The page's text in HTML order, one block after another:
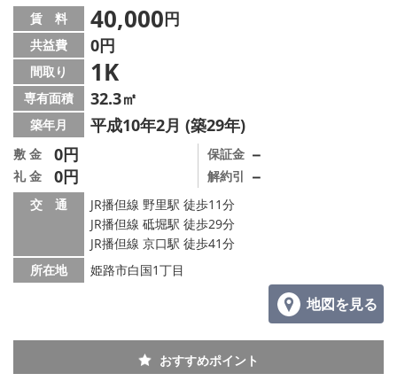
メールでお問い合わせ
賃 料 40,000円
共益費 0円
間取り 1K
専有面積 32.3㎡
築年月 平成10年2月 (築29年)
敷 金 0円
礼 金 0円
保証金 －
解約引 －
交 通
JR播但線 野里駅 徒歩11分
JR播但線 砥堀駅 徒歩29分
JR播但線 京口駅 徒歩41分
所在地
姫路市白国1丁目
地図を見る
おすすめポイント